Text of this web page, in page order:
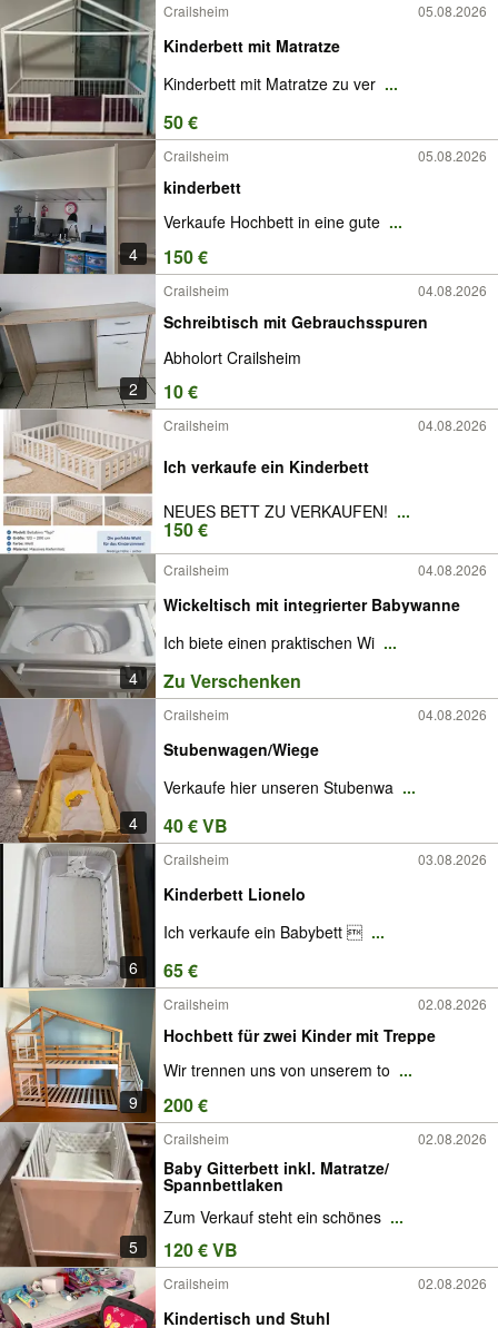
Crailsheim 05.08.2026
Kinderbett mit Matratze
Kinderbett mit Matratze zu ver ...
50 €
4
Crailsheim 05.08.2026
kinderbett
Verkaufe Hochbett in eine gute ...
150 €
2
Crailsheim 04.08.2026
Schreibtisch mit Gebrauchsspuren
Abholort Crailsheim
10 €
Crailsheim 04.08.2026
Ich verkaufe ein Kinderbett
NEUES BETT ZU VERKAUFEN! ...
150 €
4
Crailsheim 04.08.2026
Wickeltisch mit integrierter Babywanne
Ich biete einen praktischen Wi ...
Zu Verschenken
4
Crailsheim 04.08.2026
Stubenwagen/Wiege
Verkaufe hier unseren Stubenwa ...
40 € VB
6
Crailsheim 03.08.2026
Kinderbett Lionelo
Ich verkaufe ein Babybett  ...
65 €
9
Crailsheim 02.08.2026
Hochbett für zwei Kinder mit Treppe
Wir trennen uns von unserem to ...
200 €
5
Crailsheim 02.08.2026
Baby Gitterbett inkl. Matratze/
Spannbettlaken
Zum Verkauf steht ein schönes ...
120 € VB
Crailsheim 02.08.2026
Kindertisch und Stuhl